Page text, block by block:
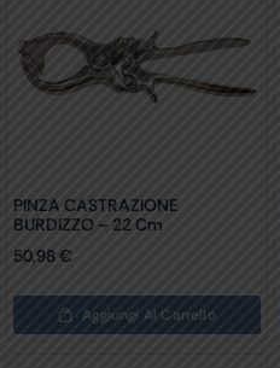
PINZA CASTRAZIONE
BURDIZZO – 22 Cm
50,98€
Aggiungi Al Carrello